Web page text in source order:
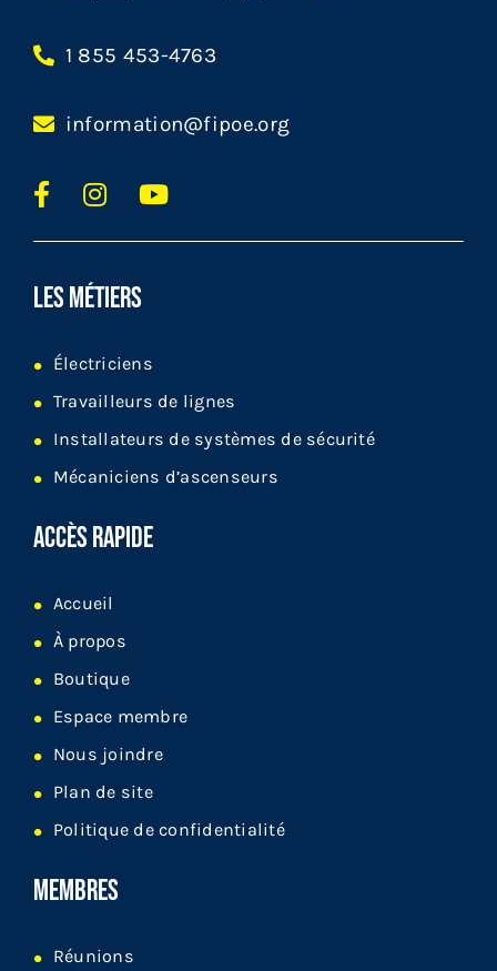
1 855 453-4763
information@fipoe.org
LES MÉTIERS
Électriciens
Travailleurs de lignes
Installateurs de systèmes de sécurité
Mécaniciens d’ascenseurs
ACCÈS RAPIDE
Accueil
À propos
Boutique
Espace membre
Nous joindre
Plan de site
Politique de confidentialité
MEMBRES
Réunions